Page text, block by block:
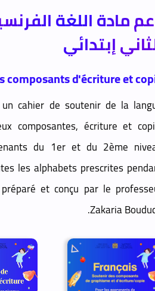
مادة اللغة
إبتدائي
composants d'écriture et
cahier de soutenir de la
composantes, écriture et
du 1er et du 2ème
les alphabets prescrites
et conçu par le
Zakaria